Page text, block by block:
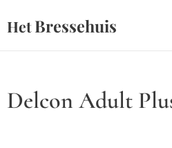
HetBressehuis
Delcon Adult